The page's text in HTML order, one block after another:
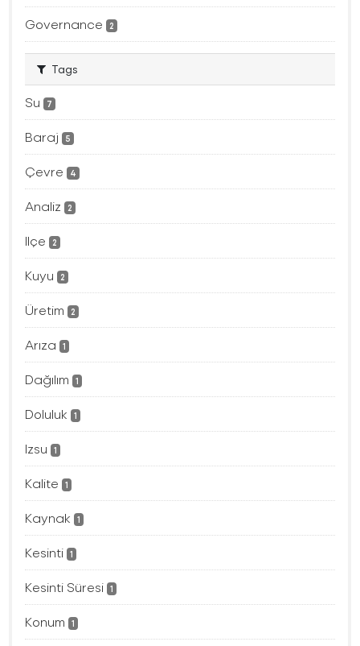
Governance 2
Tags
Su 7
Baraj 5
Çevre 4
Analiz 2
Ilçe 2
Kuyu 2
Üretim 2
Arıza 1
Dağılım 1
Doluluk 1
Izsu 1
Kalite 1
Kaynak 1
Kesinti 1
Kesinti Süresi 1
Konum 1